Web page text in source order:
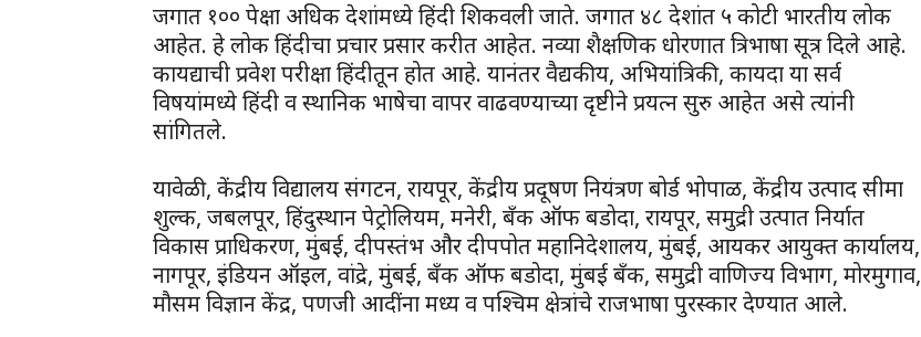
जगात १०० पेक्षा अधिक देशांमध्ये हिंदी शिकवली जाते. जगात ४८ देशांत ५ कोटी भारतीय लोक
आहेत. हे लोक हिंदीचा प्रचार प्रसार करीत आहेत. नव्या शैक्षणिक धोरणात त्रिभाषा सूत्र दिले आहे.
कायद्याची प्रवेश परीक्षा हिंदीतून होत आहे. यानंतर वैद्यकीय, अभियांत्रिकी, कायदा या सर्व
विषयांमध्ये हिंदी व स्थानिक भाषेचा वापर वाढवण्याच्या दृष्टीने प्रयत्न सुरु आहेत असे त्यांनी
सांगितले.
यावेळी, केंद्रीय विद्यालय संगटन, रायपूर, केंद्रीय प्रदूषण नियंत्रण बोर्ड भोपाळ, केंद्रीय उत्पाद सीमा
शुल्क, जबलपूर, हिंदुस्थान पेट्रोलियम, मनेरी, बँक ऑफ बडोदा, रायपूर, समुद्री उत्पात निर्यात
विकास प्राधिकरण, मुंबई, दीपस्तंभ और दीपपोत महानिदेशालय, मुंबई, आयकर आयुक्त कार्यालय,
नागपूर, इंडियन ऑइल, वांद्रे, मुंबई, बँक ऑफ बडोदा, मुंबई बँक, समुद्री वाणिज्य विभाग, मोरमुगाव,
मौसम विज्ञान केंद्र, पणजी आदींना मध्य व पश्चिम क्षेत्रांचे राजभाषा पुरस्कार देण्यात आले.